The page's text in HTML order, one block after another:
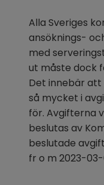
Alla Sveriges
ansöknings-
med
ut måste dock
Det innebär
så mycket i
för. Avgifterna
beslutas av
beslutade
fr o m 2023-03-